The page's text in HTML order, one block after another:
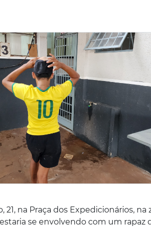
na Praça dos Expedicionários, na
se envolvendo com um rapaz